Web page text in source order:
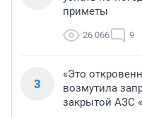
приметы
26 066 9
3
«Это
возмутила
закрытой АЗС